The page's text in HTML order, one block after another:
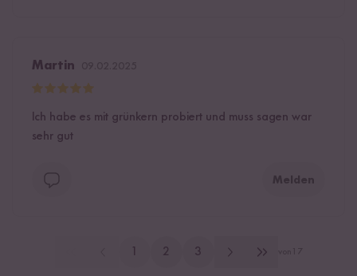
Martin
Ich habe es mit grünkern probiert und muss sagen war
sehr gut
Melden
1 2 3